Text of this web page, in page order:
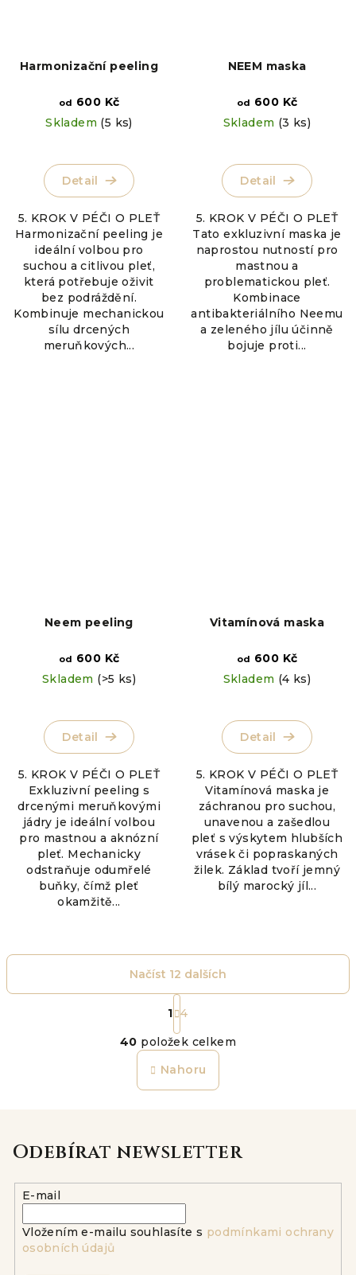
Harmonizační peeling
od 600 Kč
Skladem (5 ks)
Detail
5. KROK V PÉČI O PLEŤ
Harmonizační peeling je
ideální volbou pro
suchou a citlivou pleť,
která potřebuje oživit
bez podráždění.
Kombinuje mechanickou
sílu drcených
meruňkových...
NEEM maska
od 600 Kč
Skladem (3 ks)
Detail
5. KROK V PÉČI O PLEŤ
Tato exkluzivní maska je
naprostou nutností pro
mastnou a
problematickou pleť.
Kombinace
antibakteriálního Neemu
a zeleného jílu účinně
bojuje proti...
Neem peeling
od 600 Kč
Skladem (>5 ks)
Detail
5. KROK V PÉČI O PLEŤ
Exkluzivní peeling s
drcenými meruňkovými
jádry je ideální volbou
pro mastnou a aknózní
pleť. Mechanicky
odstraňuje odumřelé
buňky, čímž pleť
okamžitě...
Vitamínová maska
od 600 Kč
Skladem (4 ks)
Detail
5. KROK V PÉČI O PLEŤ
Vitamínová maska je
záchranou pro suchou,
unavenou a zašedlou
pleť s výskytem hlubších
vrásek či popraskaných
žilek. Základ tvoří jemný
bílý marocký jíl...
O
v
l
á
í
k
Načíst 12 dalších
S
t
r
á
n
k
o
í
1 4
40 položek celkem
Nahoru
Odebírat newsletter
E-mail
Vložením e-mailu souhlasíte s podmínkami ochrany
osobních údajů